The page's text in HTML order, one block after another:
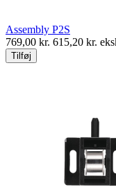
Assembly P2S
769,00 kr. 615,20 kr.
Tilføj